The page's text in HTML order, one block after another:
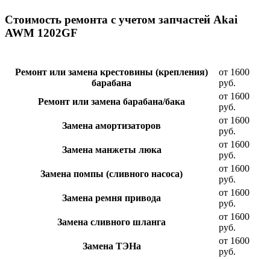
Стоимость ремонта с учетом запчастей Akai
AWM 1202GF
Ремонт или замена крестовины (крепления)
барабана
от 1600
руб.
Ремонт или замена барабана/бака
от 1600
руб.
Замена амортизаторов
от 1600
руб.
Замена манжеты люка
от 1600
руб.
Замена помпы (сливного насоса)
от 1600
руб.
Замена ремня привода
от 1600
руб.
Замена сливного шланга
от 1600
руб.
Замена ТЭНа
от 1600
руб.